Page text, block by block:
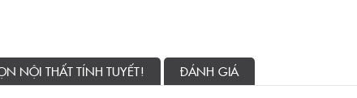
NỘI THẤT TÍNH TUYẾT! ĐÁNH GIÁ